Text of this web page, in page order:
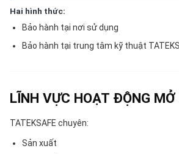
Hai hình thức:
Bảo hành tại nơi sử dụng
Bảo hành tại trung tâm kỹ thuật
LĨNH VỰC HOẠT ĐỘNG MỞ
TATEKSAFE chuyên:
Sản xuất